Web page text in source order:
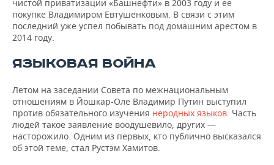
чистой приватизации «Башнефти» в 2003 году и ее
покупке Владимиром Евтушенковым. В связи с этим
последний уже успел побывать под домашним арестом в
2014 году.
ЯЗЫКОВАЯ ВОЙНА
Летом на заседании Совета по межнациональным
отношениям в Йошкар-Оле Владимир Путин выступил
против обязательного изучения неродных языков. Часть
людей такое заявление воодушевило, других —
насторожило. Одним из первых, кто публично высказался
об этой теме, стал Рустэм Хамитов.